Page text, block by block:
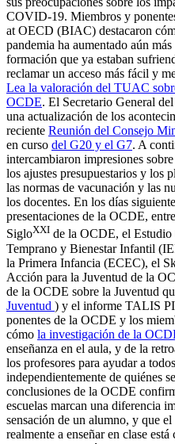
COVID-19. Miembros y
at OECD (BIAC) destacaron
pandemia ha aumentado aún
formación que ya estaban
reclamar un acceso más fácil y
Lea la valoración del TUAC
OCDE. El Secretario General
una actualización de los
reciente Reunión del Consejo
en curso del G20 y el G7. A
intercambiaron impresiones
los ajustes presupuestarios y los
las normas de vacunación y las
los docentes. En los días
presentaciones de la OCDE,
SigloXXI de la OCDE, el Estudio
Temprano y Bienestar Infantil
la Primera Infancia (ECEC), el
Acción para la Juventud de la
de la OCDE sobre la Juventud
Juventud ) y el informe TALIS
ponentes de la OCDE y los
cómo la investigación de la
enseñanza en el aula, y de la
los profesores para ayudar a
independientemente de quiénes
conclusiones de la OCDE
escuelas marcan una diferencia
sensación de un alumno, y que
realmente a enseñar en clase